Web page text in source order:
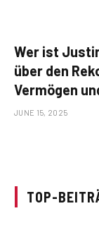
Wer ist
über den
Vermögen
JUNE 15, 2025
TOP-